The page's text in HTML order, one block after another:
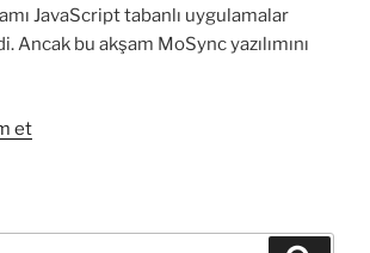
JavaScript tabanlı uygulamalar
bu akşam MoSync yazılımını
et“MoSync